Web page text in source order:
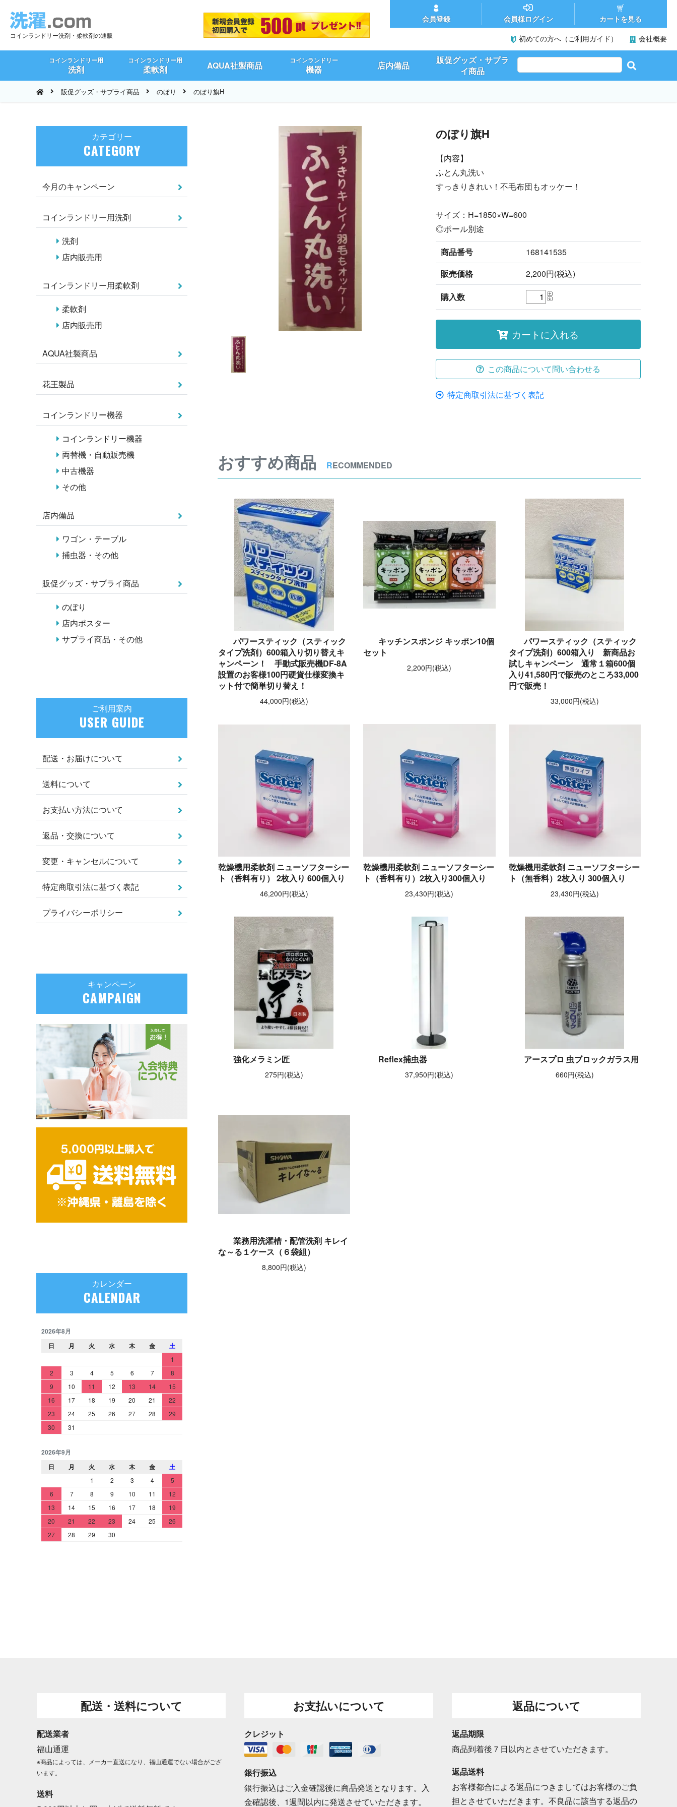
コインランドリー洗剤・柔軟剤の通販
会員登録 会員様ログイン
カートを見る
初めての方へ（ご利用ガイド）
会社概要
コインランドリー用
洗剤
コインランドリー用
柔軟剤 AQUA社製商品 コインランドリー
機器 店内備品
販促グッズ・サプラ
イ商品
販促グッズ・サプライ商品 のぼり のぼり旗H
のぼり旗H
【内容】
ふとん丸洗い
すっきりきれい！不毛布団もオッケー！
サイズ：H=1850×W=600
◎ポール別途
商品番号
168141535
販売価格
2,200円(税込)
購入数
カートに入れる
この商品について問い合わせる
特定商取引法に基づく表記
おすすめ商品 RECOMMENDED
パワースティック（スティック
タイプ洗剤）600箱入り切り替えキ
ャンペーン！ 手動式販売機DF-8A
設置のお客様100円硬貨仕様変換キ
ット付で簡単切り替え！
44,000円(税込)
キッチンスポンジ キッポン10個
セット
2,200円(税込)
パワースティック（スティック
タイプ洗剤）600箱入り 新商品お
試しキャンペーン 通常１箱600個
入り41,580円で販売のところ33,000
円で販売！
33,000円(税込)
乾燥機用柔軟剤 ニューソフターシー
ト（香料有り） 2枚入り 600個入り
46,200円(税込)
乾燥機用柔軟剤 ニューソフターシー
ト（香料有り）2枚入り300個入り
23,430円(税込)
乾燥機用柔軟剤 ニューソフターシー
ト（無香料）2枚入り 300個入り
23,430円(税込)
強化メラミン匠
275円(税込)
Reflex捕虫器
37,950円(税込)
アースプロ 虫ブロックガラス用
660円(税込)
業務用洗濯槽・配管洗剤 キレイ
な～る１ケース（６袋組）
8,800円(税込)
カテゴリー
CATEGORY
今月のキャンペーン
コインランドリー用洗剤
洗剤
店内販売用
コインランドリー用柔軟剤
柔軟剤
店内販売用
AQUA社製商品
花王製品
コインランドリー機器
コインランドリー機器
両替機・自動販売機
中古機器
その他
店内備品
ワゴン・テーブル
捕虫器・その他
販促グッズ・サプライ商品
のぼり
店内ポスター
サプライ商品・その他
ご利用案内
USER GUIDE
配送・お届けについて
送料について
お支払い方法について
返品・交換について
変更・キャンセルについて
特定商取引法に基づく表記
プライバシーポリシー
キャンペーン
CAMPAIGN
カレンダー
CALENDAR
2026年8月
日
月 火 水 木 金 土
1
2
3 4 5 6 7
8
9
10 11 12 13 14
15
16
17 18 19 20 21
22
23
24 25 26 27 28
29
30
31
2026年9月
日
月 火 水 木 金 土
1 2 3 4
5
6
7 8 9 10 11
12
13
14 15 16 17 18
19
20
21 22 23 24 25
26
27
28 29 30
配送・送料について
配送業者
福山通運
※商品によっては、メーカー直送になり、福山通運でない場合がござ
います。
送料
お支払いについて
クレジット
銀行振込
銀行振込はご入金確認後に商品発送となります。入
金確認後、1週間以内に発送させていただきます。
返品について
返品期限
商品到着後７日以内とさせていただきます。
返品送料
お客様都合による返品につきましてはお客様のご負
担とさせていただきます。不良品に該当する返品の